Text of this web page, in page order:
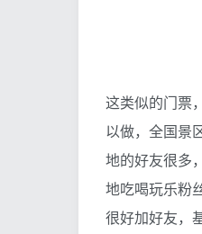
这类似的门票
以做，全国景
地的好友很多
地吃喝玩乐粉
很好加好友，